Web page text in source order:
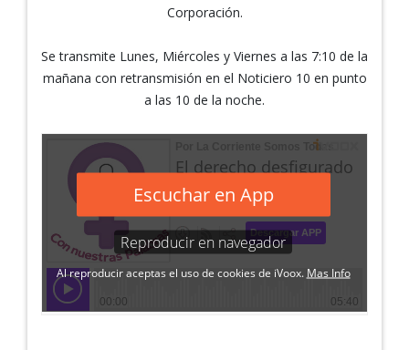
Corporación.
Se transmite Lunes, Miércoles y Viernes a las 7:10 de la
mañana con retransmisión en el Noticiero 10 en punto
a las 10 de la noche.